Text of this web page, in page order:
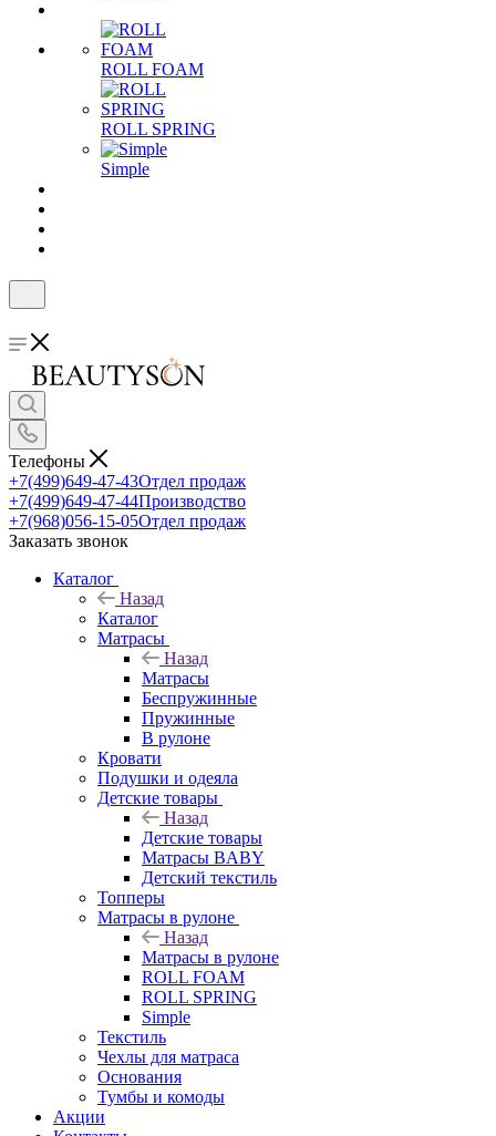
ROLL FOAM
ROLL SPRING
Simple
Телефоны
+7(499)649-47-43Отдел продаж
+7(499)649-47-44Производство
+7(968)056-15-05Отдел продаж
Заказать звонок
Каталог
Назад
Каталог
Матрасы
Назад
Матрасы
Беспружинные
Пружинные
В рулоне
Кровати
Подушки и одеяла
Детские товары
Назад
Детские товары
Матрасы BABY
Детский текстиль
Топперы
Матрасы в рулоне
Назад
Матрасы в рулоне
ROLL FOAM
ROLL SPRING
Simple
Текстиль
Чехлы для матраса
Основания
Тумбы и комоды
Акции